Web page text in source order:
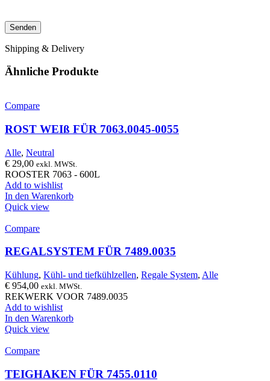
Shipping & Delivery
Ähnliche Produkte
Compare
ROST WEIß FÜR 7063.0045-0055
Alle, Neutral
€ 29,00 exkl. MWSt.
ROOSTER 7063 - 600L
Add to wishlist
In den Warenkorb
Quick view
Compare
REGALSYSTEM FÜR 7489.0035
Kühlung, Kühl- und tiefkühlzellen, Regale System, Alle
€ 954,00 exkl. MWSt.
REKWERK VOOR 7489.0035
Add to wishlist
In den Warenkorb
Quick view
Compare
TEIGHAKEN FÜR 7455.0110